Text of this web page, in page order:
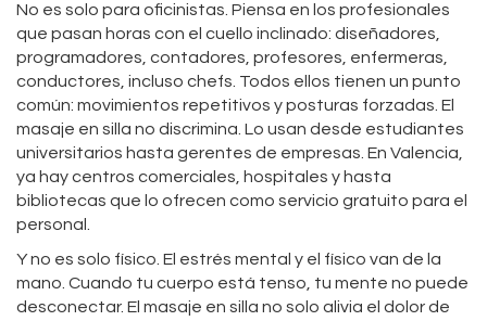
No es solo para oficinistas. Piensa en los profesionales
que pasan horas con el cuello inclinado: diseñadores,
programadores, contadores, profesores, enfermeras,
conductores, incluso chefs. Todos ellos tienen un punto
común: movimientos repetitivos y posturas forzadas. El
masaje en silla no discrimina. Lo usan desde estudiantes
universitarios hasta gerentes de empresas. En Valencia,
ya hay centros comerciales, hospitales y hasta
bibliotecas que lo ofrecen como servicio gratuito para el
personal.
Y no es solo físico. El estrés mental y el físico van de la
mano. Cuando tu cuerpo está tenso, tu mente no puede
desconectar. El masaje en silla no solo alivia el dolor de